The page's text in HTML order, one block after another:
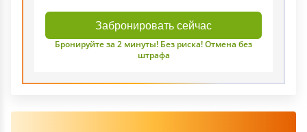
Забронировать сейчас
Бронируйте за 2 минуты! Без риска! Отмена без
штрафа